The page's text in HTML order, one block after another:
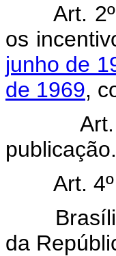
Art.
os
junho de
de 1969,
Art. 3º
publicação.
Art. 4º
Brasília,
da